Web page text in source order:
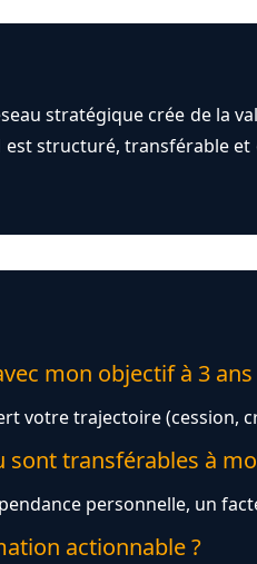
stratégique crée de la
structuré, transférable
mon objectif à 3 ans
votre trajectoire (cession,
transférables à
personnelle, un
actionnable ?